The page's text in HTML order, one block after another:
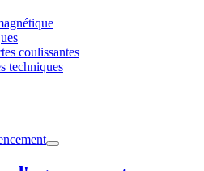
coulissantes
techniques